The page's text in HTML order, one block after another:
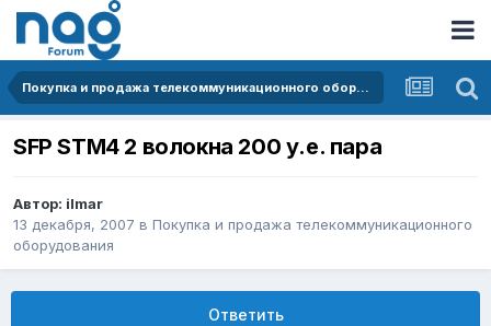
Покупка и продажа телекоммуникационного оборудования
SFP STM4 2 волокна 200 у.е. пара
Автор: ilmar
13 декабря, 2007 в Покупка и продажа телекоммуникационного
оборудования
Ответить